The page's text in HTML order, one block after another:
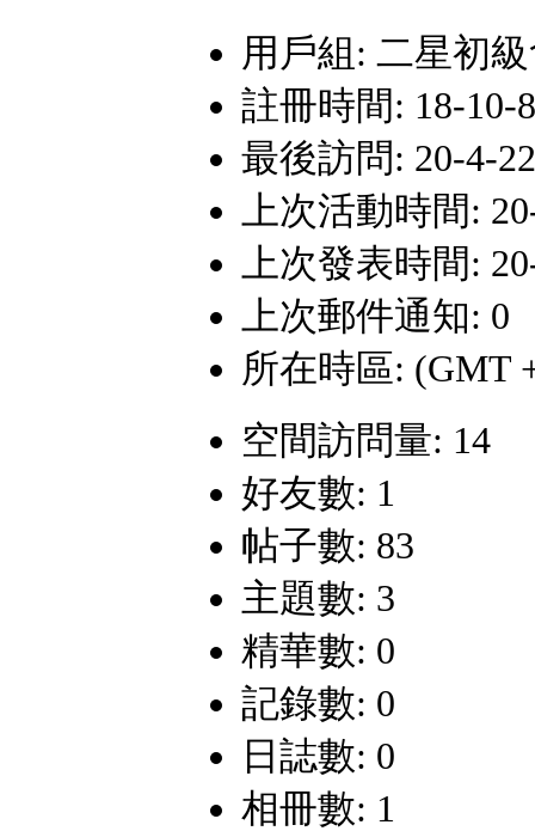
用戶組: 二星初
註冊時間: 18-10-
最後訪問: 20-4-
上次活動時間:
上次發表時間:
上次郵件通知: 0
所在時區: (GMT
空間訪問量: 14
好友數: 1
帖子數: 83
主題數: 3
精華數: 0
記錄數: 0
日誌數: 0
相冊數: 1